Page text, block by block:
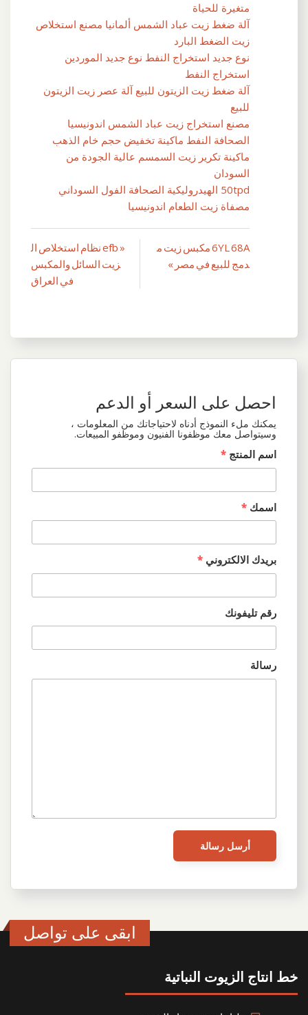
متغيرة للحياة
آلة ضغط زيت عباد الشمس ألمانيا مصنع استخلاص
زيت الضغط البارد
نوع جديد استخراج النفط نوع جديد الموردين
استخراج النفط
آلة ضغط زيت الزيتون للبيع آلة عصر زيت الزيتون
للبيع
مصنع استخراج زيت عباد الشمس اندونيسيا
الصحافة النفط ماكينة تخفيض حجم خام الذهب
ماكينة تكرير زيت السمسم عالية الجودة من
السودان
50tpd الهيدروليكية الصحافة الفول السوداني
مصفاة زيت الطعام اندونيسيا
تصفّح
« efb نظام استخلاص ال
زيت السائل والمكبس
في العراق
6YL 68A مكبس زيت م
دمج للبيع في مصر »
احصل على السعر أو الدعم
يمكنك ملء النموذج أدناه لاحتياجاتك من المعلومات ،
وسيتواصل معك موظفونا الفنيون وموظفو المبيعات.
اسم المنتج *
اسمك *
بريدك الالكتروني *
رقم تليفونك
رسالة
ابقى على تواصل
خط انتاج الزيوت النباتية